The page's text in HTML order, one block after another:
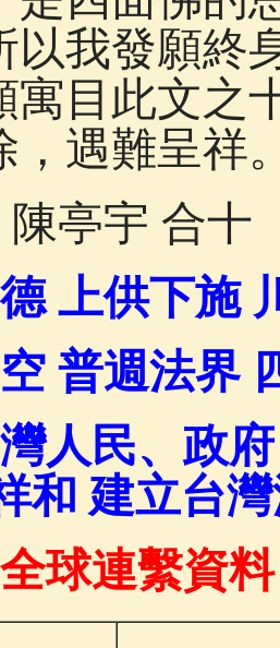
以我發願終
寓目此文之
，遇難呈祥
亭宇 合十
上供下施
普週法界
人民、政
和 建立台
球連繫資料